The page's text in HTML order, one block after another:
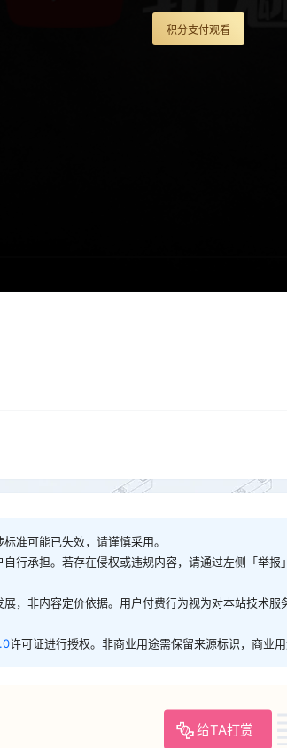
积分支付观看
准可能已失效，请谨慎采用。
行承担。若存在侵权或违规内容，请通过左侧「举报
，非内容定价依据。用户付费行为视为对本站技术服
许可证进行授权。非商业用途需保留来源标识，商业用
给TA打赏